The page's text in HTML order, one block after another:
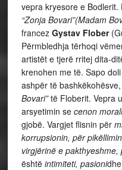
vepra kryesore e
“Zonja Bovari”(Madam
francez Gystav Flober
Përmbledhja tërhoqi
artistët e tjerë rritej dita-
krenohen me të. Sapo
ashpër të
Bovari”të Floberit. Vepra
arsyetimin se cenon
gjobë. Vargjet flisnin për
korrupsionin, për
virgjërinë e pakthyeshme,
është intimiteti, pasionidhe